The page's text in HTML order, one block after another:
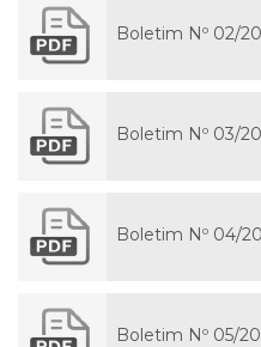
Boletim Nº 02/
Boletim Nº 03/
Boletim Nº 04/
Boletim Nº 05/